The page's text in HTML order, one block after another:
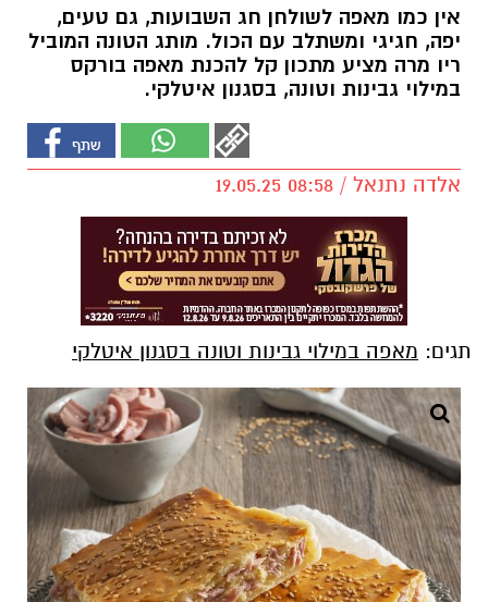
אין כמו מאפה לשולחן חג השבועות, גם טעים,
יפה, חגיגי ומשתלב עם הכול. מותג הטונה המוביל
ריו מרה מציע מתכון קל להכנת מאפה בורקס
במילוי גבינות וטונה, בסגנון איטלקי.
אלדה נתנאל / 08:58 19.05.25
תגים: מאפה במילוי גבינות וטונה בסגנון איטלקי